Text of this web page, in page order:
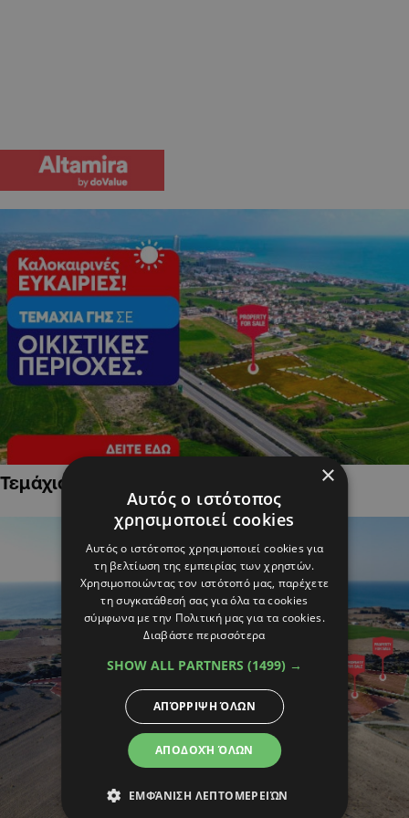
Τεμάχια Γης σε Οικιστικές Περιοχές ×
Αυτός ο ιστότοπος
χρησιμοποιεί cookies
Αυτός ο ιστότοπος χρησιμοποιεί cookies για
τη βελτίωση της εμπειρίας των χρηστών.
Χρησιμοποιώντας τον ιστότοπό μας, παρέχετε
τη συγκατάθεσή σας για όλα τα cookies
σύμφωνα με την Πολιτική μας για τα cookies.
Διαβάστε περισσότερα
SHOW ALL PARTNERS (1499) →
ΑΠΟΔΟΧΉ ΌΛΩΝ
ΑΠΌΡΡΙΨΗ ΌΛΩΝ
ΕΜΦΆΝΙΣΗ ΛΕΠΤΟΜΕΡΕΙΏΝ